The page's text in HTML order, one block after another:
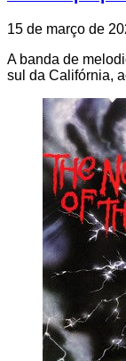
15 de março de
A banda de
sul da Califórnia,